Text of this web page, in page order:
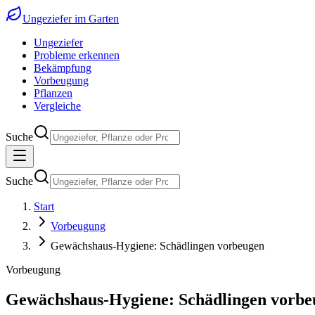
Ungeziefer im Garten
Ungeziefer
Probleme erkennen
Bekämpfung
Vorbeugung
Pflanzen
Vergleiche
Suche
Suche
Start
Vorbeugung
Gewächshaus-Hygiene: Schädlingen vorbeugen
Vorbeugung
Gewächshaus-Hygiene: Schädlingen